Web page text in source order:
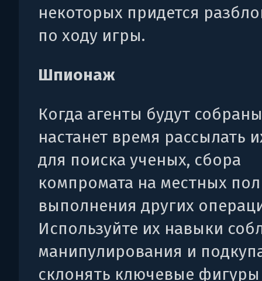
некоторых придется
по ходу игры.
Шпионаж
Когда агенты будут
настанет время рассылать
для поиска ученых, сбора
компромата на местных
выполнения других
Используйте их навыки
манипулирования и
склонять ключевые